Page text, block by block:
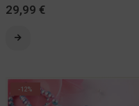
29,99 €
-12%